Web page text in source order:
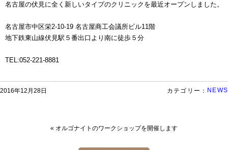
名古屋の伏見に全く新しいタイプのクリニックを最近オープンしました。
名古屋市中区栄2-10-19 名古屋商工会議所ビル11階
地下鉄東山線伏見駅５番出口より南に徒歩５分
TEL:052-221-8881
カテゴリー： NEWS
2016年12月28日
« オルゴナイトのワークショップを開催します